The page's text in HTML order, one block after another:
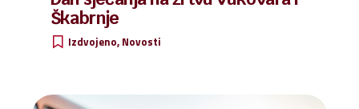
Škabrnje
Izdvojeno Novosti